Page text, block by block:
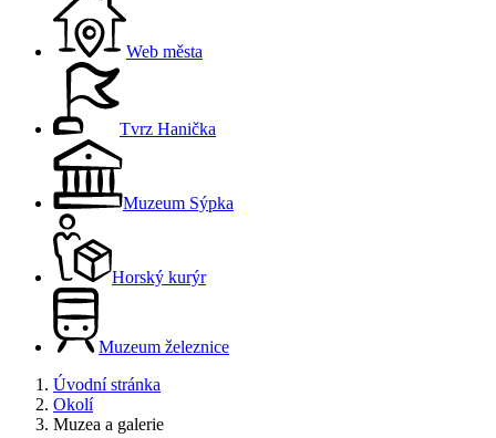
Web města
Tvrz Hanička
Muzeum Sýpka
Horský kurýr
Muzeum železnice
Úvodní stránka
Okolí
Muzea a galerie